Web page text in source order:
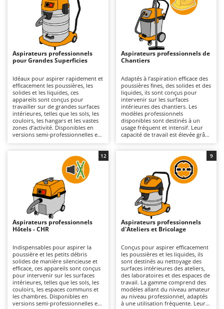
Aspirateurs à cendres
Aspirateurs à feuilles sur roues
Aspirateurs de piscine
Aspirateurs Multifonctions
Atomiseurs agricoles pour tracteurs
Atomiseurs pour traitements
Autolaveuses
Autres produits
B
Balayeuses
Bancs de scie pour le bois - Scies à bûches
Barbecues
Bennes pour tracteur
Brosses pour sols extérieurs
Brouettes à moteur
Broyeurs à axe horizontal pour tracteur
Butteurs pour tracteur
C
Chargeurs de batterie - Démarreurs
Charrues pour tracteur
Airmec
AL-KO
ALA 2000
Alce
Alpina
Ama
Ambrogio Robot
Annovi Reverberi
ANTHBOT
Archman
Argo
Ariete
Artus
Attila
Ausonia
Awelco
B
Baesso
Bahco
Aspirateurs professionnels
pour Grandes Superficies
Idéaux pour aspirer rapidement et
efficacement les poussières, les
solides et les liquides, ces
appareils sont conçus pour
travailler sur de grandes surfaces
intérieures, telles que les sols, les
couloirs, les hangars et les vastes
zones d’activité. Disponibles en
versions semi-professionnelles et
continue. Leur capacité de travail
élevée s'appuie sur des fûts de
grande capacité et sur des
configurations à un, deux ou trois
moteurs, permettant de couvrir
de vastes surfaces tout en
réduisant les temps d’arrêt liés à la
vidange. Le nettoyage, profond et
homogène, est assuré par des
systèmes de filtration
performants, tels que le double
filtre et le secoueur de filtre, qui
d’aspiration constante même en
présence de grands volumes de
salissures. Leur rendement
horaire élevé améliore l’efficacité
opérationnelle, ce qui les rend
particulièrement adaptés à une
utilisation intensive dans les
entrepôts, établissements
commerciaux, salles de sport,
Aspirateurs professionnels de
Chantiers
Adaptés à l’aspiration efficace des
poussières fines, des solides et des
liquides, ils sont conçus pour
intervenir sur les surfaces
intérieures des chantiers. Les
modèles professionnels
disponibles sont destinés à un
usage fréquent et intensif. Leur
capacité de travail est élevée grâce
trois moteurs, capables de traiter
des résidus tels que les gravats, les
poussières de ciment et les débris
issus des travaux de construction.
La qualité du nettoyage, optimale
et constante, est assurée par des
systèmes de filtration
performants, tels que le double
filtre et le secoueur de filtre, qui
maintiennent une puissance
d’aspiration stable même en
présence de poussières fines. Leur
réduit les temps d’intervention, ce
qui les rend particulièrement
adaptés aux chantiers, aux ateliers
artisanaux et aux travaux de
rénovation. Alimentés par le
réseau électrique, ils ont besoin
d'un branchement via un cordon,
ce qui limite leur rayon d’action
tout en garantissant un
Aspirateurs professionnels
Hôtels - CHR
Indispensables pour aspirer la
poussière et les petits débris
solides de manière silencieuse et
efficace, ces appareils sont conçus
pour intervenir sur les surfaces
intérieures, telles que les sols, les
couloirs, les espaces communs et
les chambres. Disponibles en
versions semi-professionnelles et
12
Aspirateurs professionnels
d'Ateliers et Bricolage
Conçus pour aspirer efficacement
les poussières et les liquides, ils
sont destinés au nettoyage des
surfaces intérieures des ateliers,
des laboratoires et des espaces de
travail. La gamme comprend des
modèles allant du niveau amateur
au niveau professionnel, adaptés
à une utilisation fréquente. Leur
9